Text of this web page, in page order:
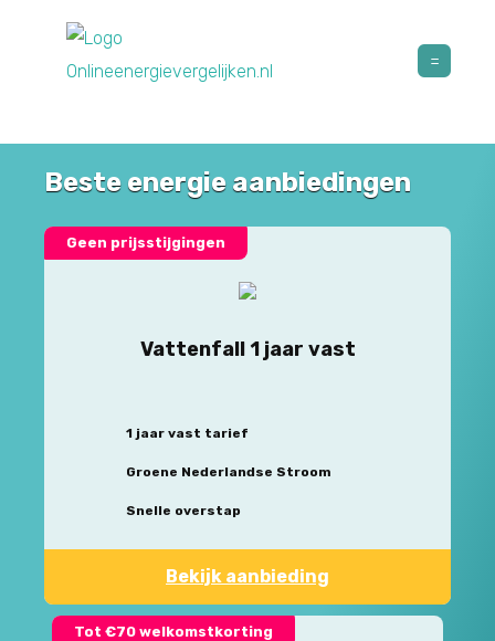
Beste energie aanbiedingen
Geen prijsstijgingen
Vattenfall 1 jaar vast
1 jaar vast tarief
Groene Nederlandse Stroom
Snelle overstap
Bekijk aanbieding
Tot €70 welkomstkorting